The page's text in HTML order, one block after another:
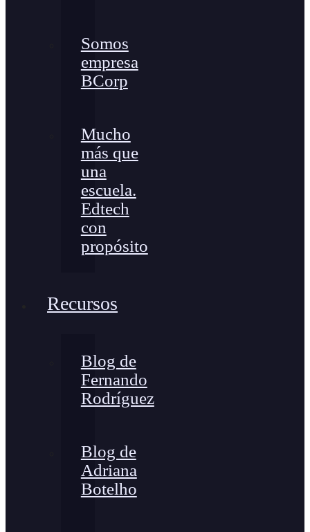
Somos
empresa
BCorp
Mucho
más que
una
escuela.
Edtech
con
propósito
Recursos
Blog de
Fernando
Rodríguez
Blog de
Adriana
Botelho